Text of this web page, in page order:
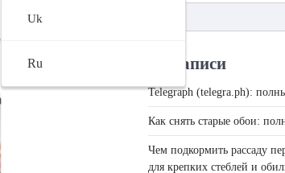
Uk
Ru Недавні записи
Telegraph (telegra.ph):
Как снять старые обои:
Чем подкормить рассаду
для крепких стеблей и